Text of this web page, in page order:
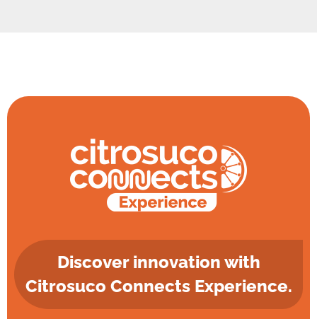
Discover innovation with
Citrosuco Connects Experience.